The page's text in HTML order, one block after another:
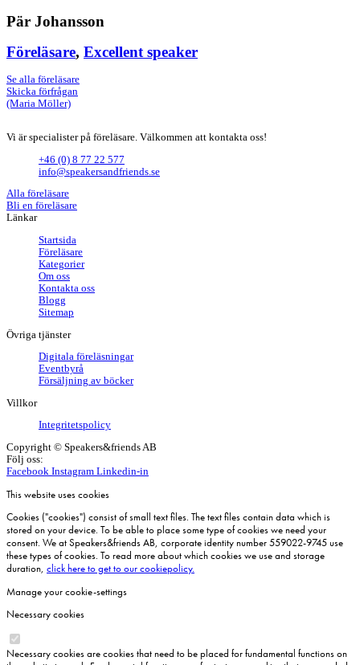
Pär Johansson
Föreläsare, Excellent speaker
Se alla föreläsare
Skicka förfrågan
(Maria Möller)
Vi är specialister på föreläsare. Välkommen att kontakta oss!
+46 (0) 8 77 22 577
info@speakersandfriends.se
Alla föreläsare
Bli en föreläsare​
Länkar
Startsida
Föreläsare
Kategorier
Om oss
Kontakta oss
Blogg
Sitemap
Övriga tjänster
Digitala föreläsningar
Eventbyrå
Försäljning av böcker
Villkor
Integritetspolicy
Copyright © Speakers&friends AB
Följ oss:
Facebook Instagram Linkedin-in
This website uses cookies
Cookies ("cookies") consist of small text files. The text files contain data which is
stored on your device. To be able to place some type of cookies we need your
consent. We at Speakers&friends AB, corporate identity number 559022-9745 use
these types of cookies. To read more about which cookies we use and storage
duration, click here to get to our cookiepolicy.
Manage your cookie-settings
Necessary cookies
Necessary cookies are cookies that need to be placed for fundamental functions on